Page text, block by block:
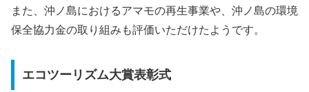
また、沖ノ島におけるアマモの再生事業や、沖ノ島の環境
保全協力金の取り組みも評価いただけたようです。
エコツーリズム大賞表彰式